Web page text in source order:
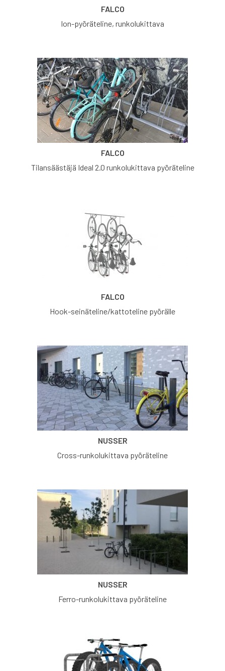
FALCO
Ion-pyöräteline, runkolukittava
FALCO
Tilansäästäjä Ideal 2.0 runkolukittava pyöräteline
FALCO
Hook-seinäteline/kattoteline pyörälle
NUSSER
Cross-runkolukittava pyöräteline
NUSSER
Ferro-runkolukittava pyöräteline